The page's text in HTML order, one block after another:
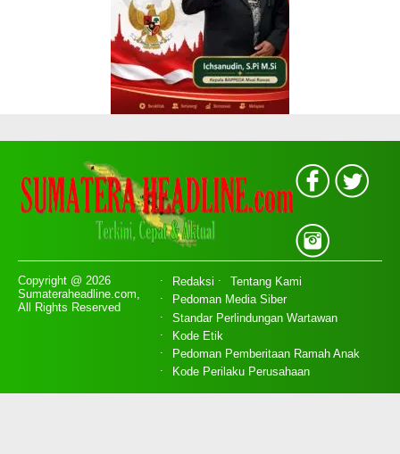
Copyright @ 2026
Sumateraheadline.com,
All Rights Reserved
Redaksi
Tentang Kami
Pedoman Media Siber
Standar Perlindungan Wartawan
Kode Etik
Pedoman Pemberitaan Ramah Anak
Kode Perilaku Perusahaan